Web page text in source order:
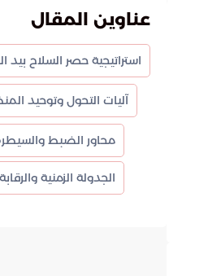
عناوين المقال
آليات التحول وتوحيد
محاور الضبط
الجدولة الزمنية